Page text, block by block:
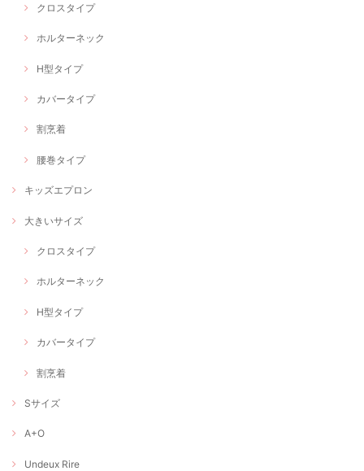
クロスタイプ
ホルターネック
H型タイプ
カバータイプ
割烹着
腰巻タイプ
キッズエプロン
大きいサイズ
クロスタイプ
ホルターネック
H型タイプ
カバータイプ
割烹着
Sサイズ
A+O
Undeux Rire